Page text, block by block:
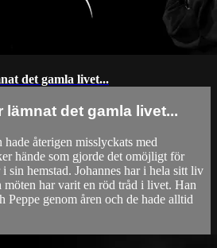
det gamla livet...
lämnat det gamla livet...
hade återigen misslyckats med
hände som gjorde det omöjligt för
sin hemstad. Johannes har i hela sitt liv
har varit en röd tråd i livet. Han
Peppe genom åren och de hade alltid